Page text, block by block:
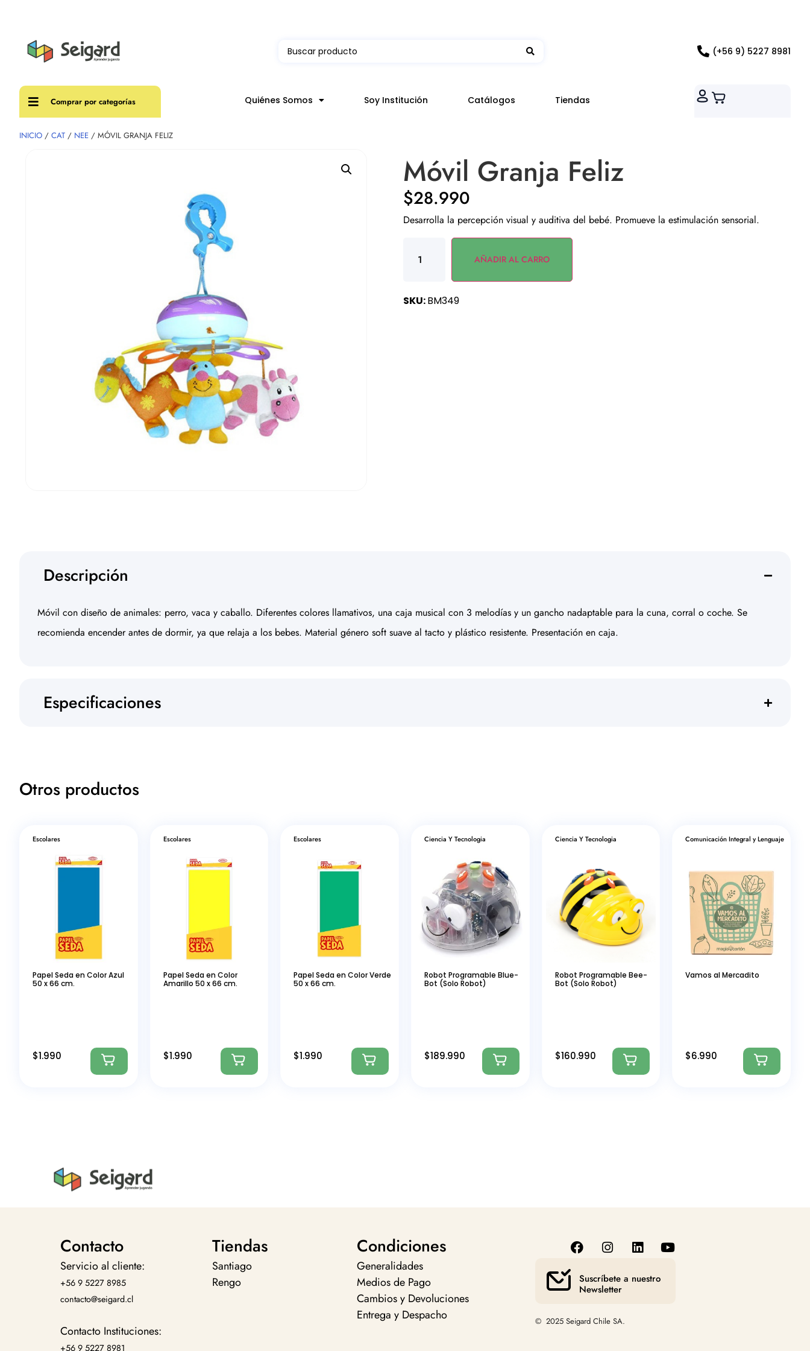
(+56 9) 5227 8981
Comprar por categorías Quiénes Somos Soy Institución Catálogos Tiendas
INICIO / CAT / NEE / MÓVIL GRANJA FELIZ
Móvil Granja Feliz
$28.990
Desarrolla la percepción visual y auditiva del bebé. Promueve la estimulación sensorial.
AÑADIR AL CARRO
SKU:BM349
Descripción
Móvil con diseño de animales: perro, vaca y caballo. Diferentes colores llamativos, una caja musical con 3 melodías y un gancho nadaptable para la cuna, corral o coche. Se
recomienda encender antes de dormir, ya que relaja a los bebes. Material género soft suave al tacto y plástico resistente. Presentación en caja.
Especificaciones
Otros productos
Escolares
Papel Seda en Color Azul
50 x 66 cm.
$1.990
Escolares
Papel Seda en Color
Amarillo 50 x 66 cm.
$1.990
Escolares
Papel Seda en Color Verde
50 x 66 cm.
$1.990
Ciencia Y Tecnologia
Robot Programable Blue-
Bot (Solo Robot)
$189.990
Ciencia Y Tecnologia
Robot Programable Bee-
Bot (Solo Robot)
$160.990
Comunicación Integral y Lenguaje
Vamos al Mercadito
$6.990
Contacto
Servicio al cliente:
+56 9 5227 8985
contacto@seigard.cl
Contacto Instituciones:
+56 9 5227 8981
Tiendas
Santiago
Rengo
Condiciones
Generalidades
Medios de Pago
Cambios y Devoluciones
Entrega y Despacho
Suscríbete a nuestro
Newsletter
© 2025 Seigard Chile SA.